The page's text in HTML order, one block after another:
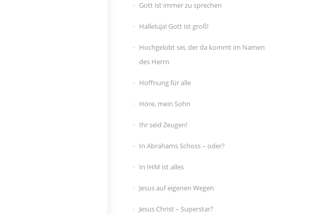
Gott ist immer zu sprechen
Halleluja! Gott ist groß!
Hochgelobt sei, der da kommt im Namen
des Herrn
Hoffnung für alle
Höre, mein Sohn
Ihr seid Zeugen!
In Abrahams Schoss – oder?
In IHM ist alles
Jesus auf eigenen Wegen
Jesus Christ – Superstar?